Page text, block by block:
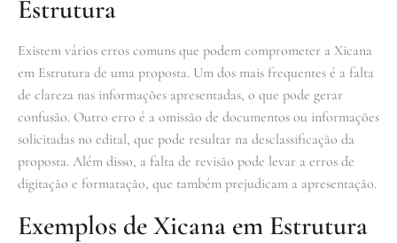
Estrutura
Existem vários erros comuns que podem comprometer a Xicana
em Estrutura de uma proposta. Um dos mais frequentes é a falta
de clareza nas informações apresentadas, o que pode gerar
confusão. Outro erro é a omissão de documentos ou informações
solicitadas no edital, que pode resultar na desclassificação da
proposta. Além disso, a falta de revisão pode levar a erros de
digitação e formatação, que também prejudicam a apresentação.
Exemplos de Xicana em Estrutura